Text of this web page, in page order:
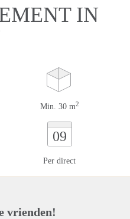
IN
Min. 30 m2
09
Per direct
vrienden!